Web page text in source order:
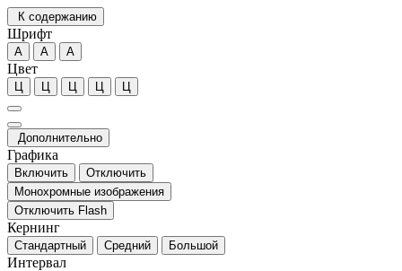
К содержанию
Шрифт
А А А
Цвет
Ц Ц Ц Ц Ц
Дополнительно
Графика
Включить
Отключить
Монохромные изображения
Отключить Flash
Кернинг
Стандартный Средний Большой
Интервал